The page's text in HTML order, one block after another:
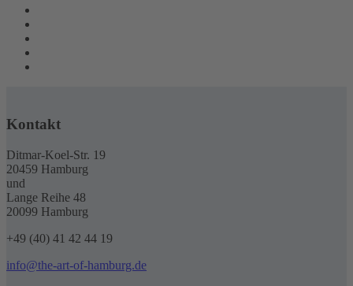
Kontakt
Ditmar-Koel-Str. 19
20459 Hamburg
und
Lange Reihe 48
20099 Hamburg
+49 (40) 41 42 44 19
info@the-art-of-hamburg.de